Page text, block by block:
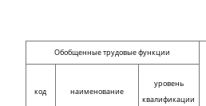
Обобщенные трудовые функции
код
наименование
уровень
квалификации